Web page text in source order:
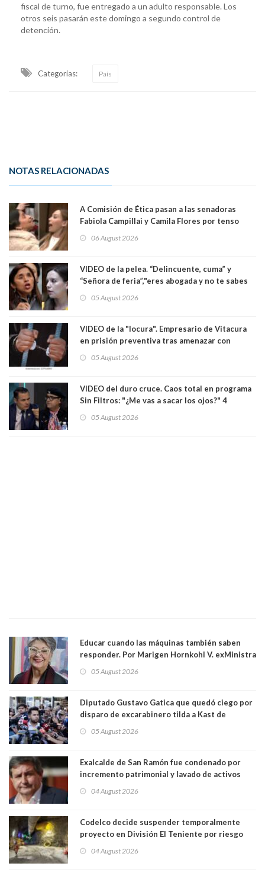
fiscal de turno, fue entregado a un adulto responsable. Los
otros seis pasarán este domingo a segundo control de
detención.
Categorias: País
NOTAS RELACIONADAS
A Comisión de Ética pasan a las senadoras
Fabiola Campillai y Camila Flores por tenso
06 August 2026
VIDEO de la pelea. “Delincuente, cuma” y
“Señora de feria”,"eres abogada y no te sabes
senadoras Camila Flores y Fabiola Campillai en
05 August 2026
VIDEO de la "locura". Empresario de Vitacura
en prisión preventiva tras amenazar con
Los persiguió en potente camioneta
05 August 2026
VIDEO del duro cruce. Caos total en programa
Sin Filtros: "¿Me vas a sacar los ojos?" 4
excarabinero que dejó ciego a Gustavo Gatica:
05 August 2026
Educar cuando las máquinas también saben
responder. Por Marigen Hornkohl V. exMinistra
05 August 2026
Diputado Gustavo Gatica que quedó ciego por
disparo de excarabinero tilda a Kast de
absolución del exuniformado. Presidente DC
05 August 2026
Exalcalde de San Ramón fue condenado por
incremento patrimonial y lavado de activos
04 August 2026
Codelco decide suspender temporalmente
proyecto en División El Teniente por riesgo
04 August 2026